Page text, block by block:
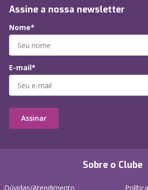
Sobre o Clube
Dúvidas/Atendimento
Assine a nossa newsletter
Nome*
E-mail*
Assinar